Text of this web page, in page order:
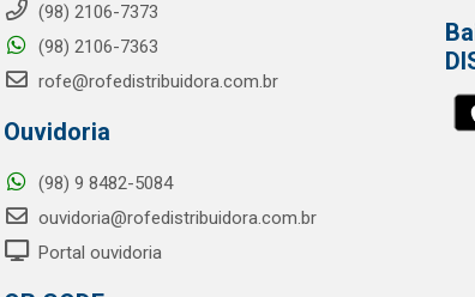
(98) 2106-7373
(98) 2106-7363
rofe@rofedistribuidora.com.br
Ouvidoria
(98) 9 8482-5084
ouvidoria@rofedistribuidora.com.br
Portal ouvidoria